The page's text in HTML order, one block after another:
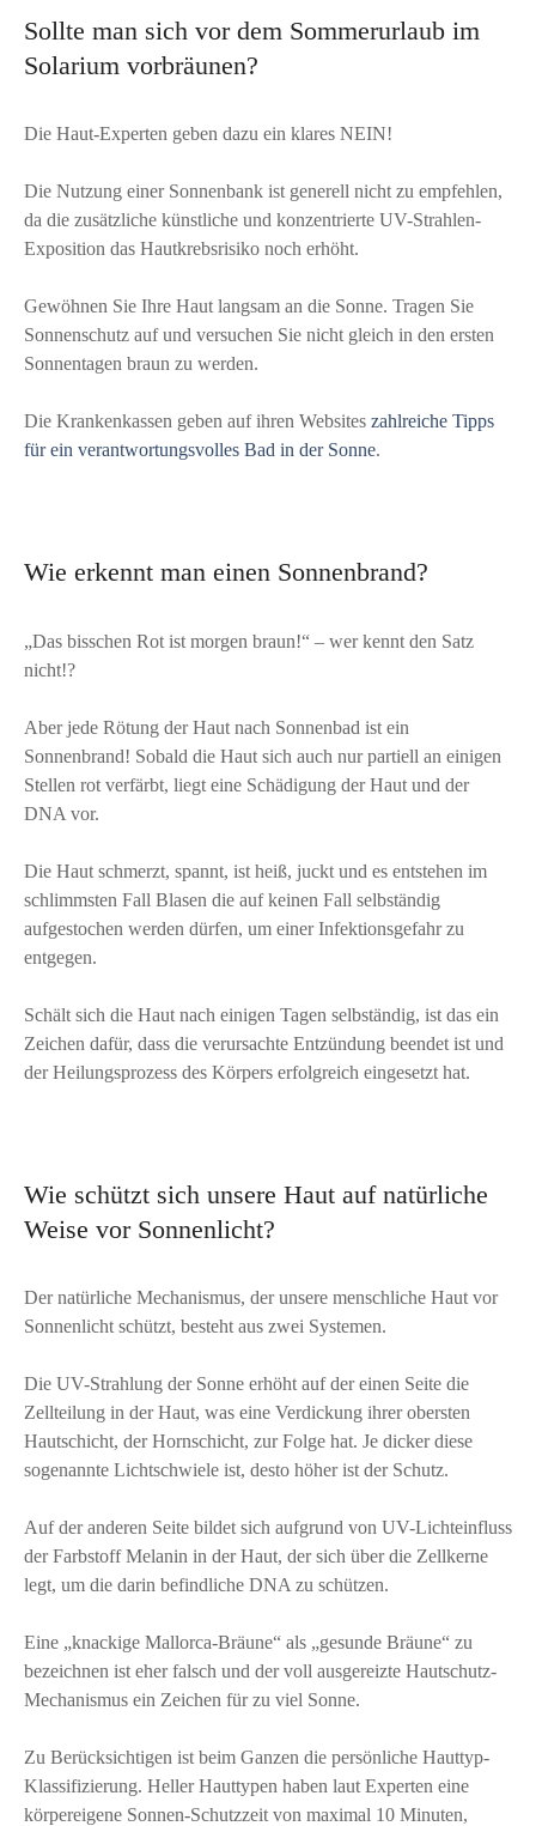
Sollte man sich vor dem Sommerurlaub im
Solarium vorbräunen?
Die Haut-Experten geben dazu ein klares NEIN!
Die Nutzung einer Sonnenbank ist generell nicht zu empfehlen,
da die zusätzliche künstliche und konzentrierte UV-Strahlen-
Exposition das Hautkrebsrisiko noch erhöht.
Gewöhnen Sie Ihre Haut langsam an die Sonne. Tragen Sie
Sonnenschutz auf und versuchen Sie nicht gleich in den ersten
Sonnentagen braun zu werden.
Die Krankenkassen geben auf ihren Websites zahlreiche Tipps
für ein verantwortungsvolles Bad in der Sonne.
Wie erkennt man einen Sonnenbrand?
„Das bisschen Rot ist morgen braun!“ – wer kennt den Satz
nicht!?
Aber jede Rötung der Haut nach Sonnenbad ist ein
Sonnenbrand! Sobald die Haut sich auch nur partiell an einigen
Stellen rot verfärbt, liegt eine Schädigung der Haut und der
DNA vor.
Die Haut schmerzt, spannt, ist heiß, juckt und es entstehen im
schlimmsten Fall Blasen die auf keinen Fall selbständig
aufgestochen werden dürfen, um einer Infektionsgefahr zu
entgegen.
Schält sich die Haut nach einigen Tagen selbständig, ist das ein
Zeichen dafür, dass die verursachte Entzündung beendet ist und
der Heilungsprozess des Körpers erfolgreich eingesetzt hat.
Wie schützt sich unsere Haut auf natürliche
Weise vor Sonnenlicht?
Der natürliche Mechanismus, der unsere menschliche Haut vor
Sonnenlicht schützt, besteht aus zwei Systemen.
Die UV-Strahlung der Sonne erhöht auf der einen Seite die
Zellteilung in der Haut, was eine Verdickung ihrer obersten
Hautschicht, der Hornschicht, zur Folge hat. Je dicker diese
sogenannte Lichtschwiele ist, desto höher ist der Schutz.
Auf der anderen Seite bildet sich aufgrund von UV-Lichteinfluss
der Farbstoff Melanin in der Haut, der sich über die Zellkerne
legt, um die darin befindliche DNA zu schützen.
Eine „knackige Mallorca-Bräune“ als „gesunde Bräune“ zu
bezeichnen ist eher falsch und der voll ausgereizte Hautschutz-
Mechanismus ein Zeichen für zu viel Sonne.
Zu Berücksichtigen ist beim Ganzen die persönliche Hauttyp-
Klassifizierung. Heller Hauttypen haben laut Experten eine
körpereigene Sonnen-Schutzzeit von maximal 10 Minuten,